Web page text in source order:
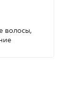
волосы,